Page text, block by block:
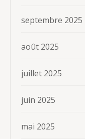
septembre 2025
août 2025
juillet 2025
juin 2025
mai 2025